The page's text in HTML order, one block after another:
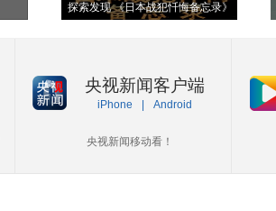
探索发现 《日本战犯忏悔备忘录》
央视新闻客户端
iPhone Android
央视新闻移动看！